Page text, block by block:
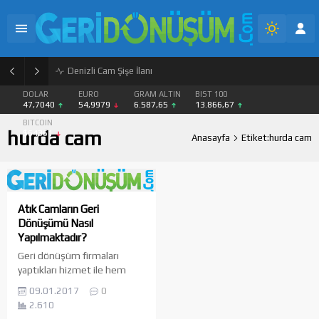
PET Geri Dönüşüm Granül ve Flake Satışı
DOLAR
47,7040
EURO
54,9979
GRAM ALTIN
6.587,65
BIST 100
13.866,67
BITCOIN
$64361
hurda cam Anasayfa Etiket:hurda cam
Atık Camların Geri
Dönüşümü Nasıl
Yapılmaktadır?
Geri dönüşüm firmaları
yaptıkları hizmet ile hem
de ekonomik anlamda büyük
bir kolaylık ortaya
09.01.2017
0
2.610